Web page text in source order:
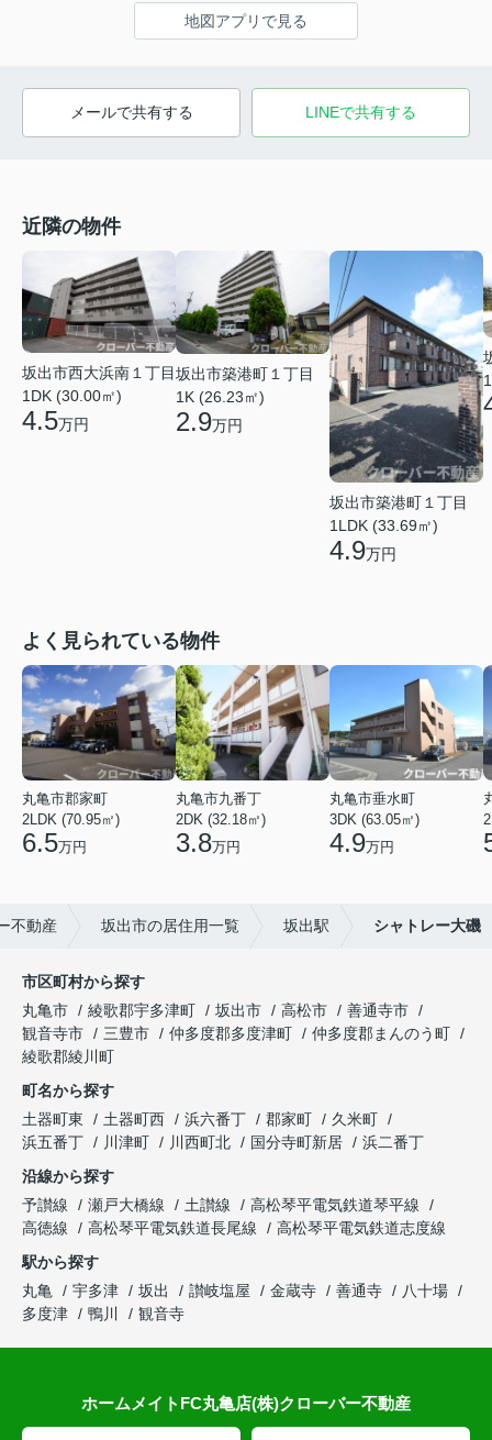
地図アプリで見る
メールで共有する LINEで共有する
近隣の物件
坂出市西大浜南１丁目
1DK (30.00㎡)
4.5万円
坂出市築港町１丁目
1K (26.23㎡)
2.9万円
坂出市築港町１丁目
1LDK (33.69㎡)
4.9万円
よく見られている物件
丸亀市郡家町
2LDK (70.95㎡)
6.5万円
丸亀市九番丁
2DK (32.18㎡)
3.8万円
丸亀市垂水町
3DK (63.05㎡)
4.9万円
不動産 坂出市の居住用一覧 坂出駅 シャトレー大磯
市区町村から探す
丸亀市
綾歌郡宇多津町 坂出市 高松市
善通寺市
観音寺市
三豊市 仲多度郡多度津町
仲多度郡まんのう町
綾歌郡綾川町
町名から探す
土器町東
土器町西 浜六番丁 郡家町
久米町
浜五番丁
川津町 川西町北 国分寺町新居
浜二番丁
沿線から探す
予讃線
瀬戸大橋線 土讃線
高松琴平電気鉄道琴平線
高徳線
高松琴平電気鉄道長尾線
高松琴平電気鉄道志度線
駅から探す
丸亀
宇多津 坂出 讃岐塩屋 金蔵寺 善通寺
八十場
多度津
鴨川 観音寺
ホームメイトFC丸亀店(株)クローバー不動産